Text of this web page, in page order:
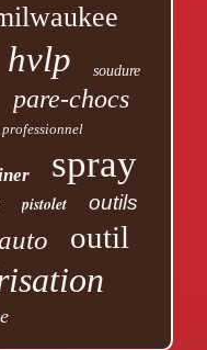
hvlp soudure
pare-chocs
professionnel
spray
pistolet outils
outil